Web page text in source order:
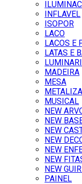
INFLAVEL
ISOPOR
LACO
LACOS E
LATAS E
MADEIRA
MESA
MUSICAL
NEW
NEW
NEW
NEW
NEW
NEW
NEW
PAINEL